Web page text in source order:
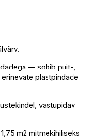
— sobib puit-,
plastpindade
vastupidav
m2 mitmekihiliseks